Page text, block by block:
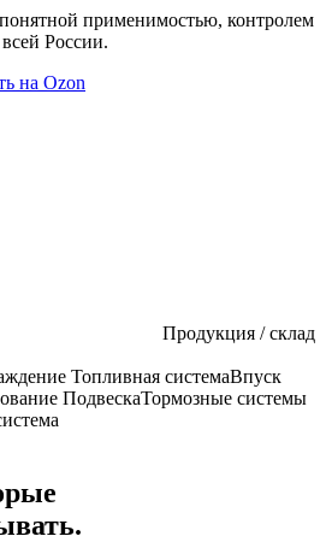
применимостью, контролем
России.
на Ozon
Продукция / склад
Топливная системаВпуск
ПодвескаТормозные системы